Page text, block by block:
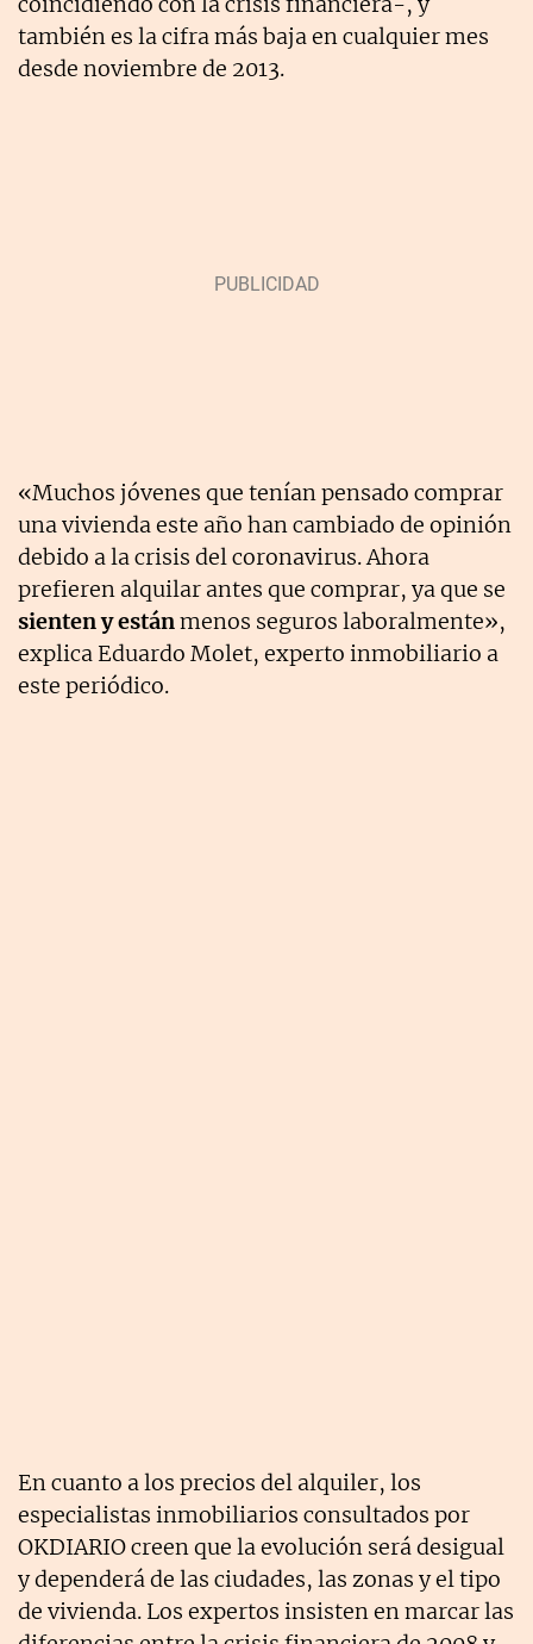
también es la cifra más baja en cualquier mes
desde noviembre de 2013.
«Muchos jóvenes que tenían pensado comprar
una vivienda este año han cambiado de opinión
debido a la crisis del coronavirus. Ahora
prefieren alquilar antes que comprar, ya que se
sienten y estánmenos seguros laboralmente»,
explica Eduardo Molet, experto inmobiliario a
este periódico.
En cuanto a los precios del alquiler, los
especialistas inmobiliarios consultados por
OKDIARIO creen que la evolución será desigual
y dependerá de las ciudades, las zonas y el tipo
de vivienda. Los expertos insisten en marcar las